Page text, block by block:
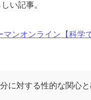
い記事。
マンオンライン【科学
に対する性的な関心